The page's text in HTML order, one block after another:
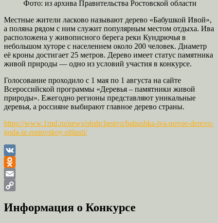
Фото: из архива Правительства Ростовской области
Местные жители ласково называют дерево «Бабушкой Ивой»,
а поляна рядом с ним служит популярным местом отдыха. Ива
расположена у живописного берега реки Кундрючья в
небольшом хуторе с населением около 200 человек. Диаметр
её кроны достигает 25 метров. Дерево имеет статус памятника
живой природы — одно из условий участия в конкурсе.
Голосование проходило с 1 мая по 1 августа на сайте
Всероссийской программы «Деревья – памятники живой
природы». Ежегодно регионы представляют уникальные
деревья, а россияне выбирают главное дерево страны.
https://www.1rnd.ru/news/obshchestvo/babushka-iva-novoe-derevo-
goda-iz-rostovskoy-oblasti/
VK
Odnoklassniki
Email
Link
Информация о Конкурсе